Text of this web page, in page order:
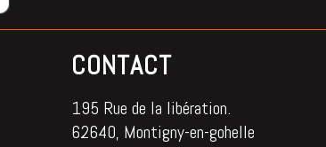
CONTACT
195 Rue de la libération.
62640, Montigny-en-gohelle